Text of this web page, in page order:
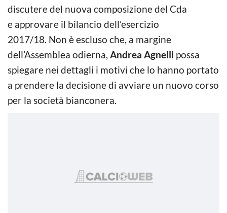
discutere del nuova composizione del Cda
e approvare il bilancio dell’esercizio
2017/18. Non è escluso che, a margine
dell’Assemblea odierna, Andrea Agnelli possa
spiegare nei dettagli i motivi che lo hanno portato
a prendere la decisione di avviare un nuovo corso
per la società bianconera.